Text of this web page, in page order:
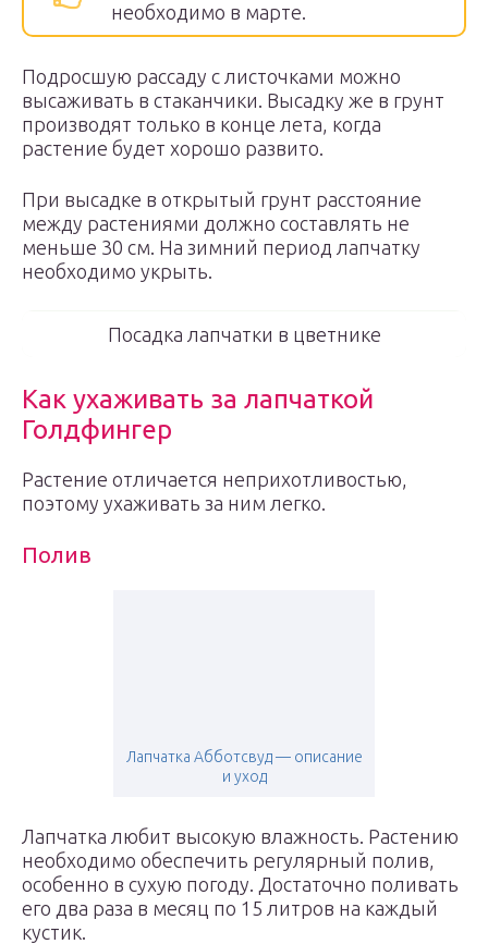
необходимо в марте.
Подросшую рассаду с листочками можно
высаживать в стаканчики. Высадку же в грунт
производят только в конце лета, когда
растение будет хорошо развито.
При высадке в открытый грунт расстояние
между растениями должно составлять не
меньше 30 см. На зимний период лапчатку
необходимо укрыть.
Посадка лапчатки в цветнике
Как ухаживать за лапчаткой
Голдфингер
Растение отличается неприхотливостью,
поэтому ухаживать за ним легко.
Полив
Лапчатка Абботсвуд — описание
и уход
Лапчатка любит высокую влажность. Растению
необходимо обеспечить регулярный полив,
особенно в сухую погоду. Достаточно поливать
его два раза в месяц по 15 литров на каждый
кустик.